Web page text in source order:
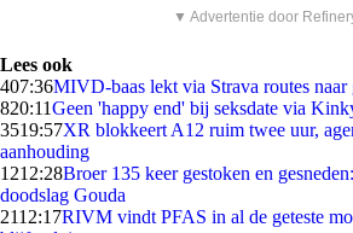
▼ Advertentie door
Lees ook
407:36MIVD-baas lekt via Strava routes naar
820:11Geen 'happy end' bij seksdate via
3519:57XR blokkeert A12 ruim twee uur,
aanhouding
1212:28Broer 135 keer gestoken en
doodslag Gouda
2112:17RIVM vindt PFAS in al de geteste